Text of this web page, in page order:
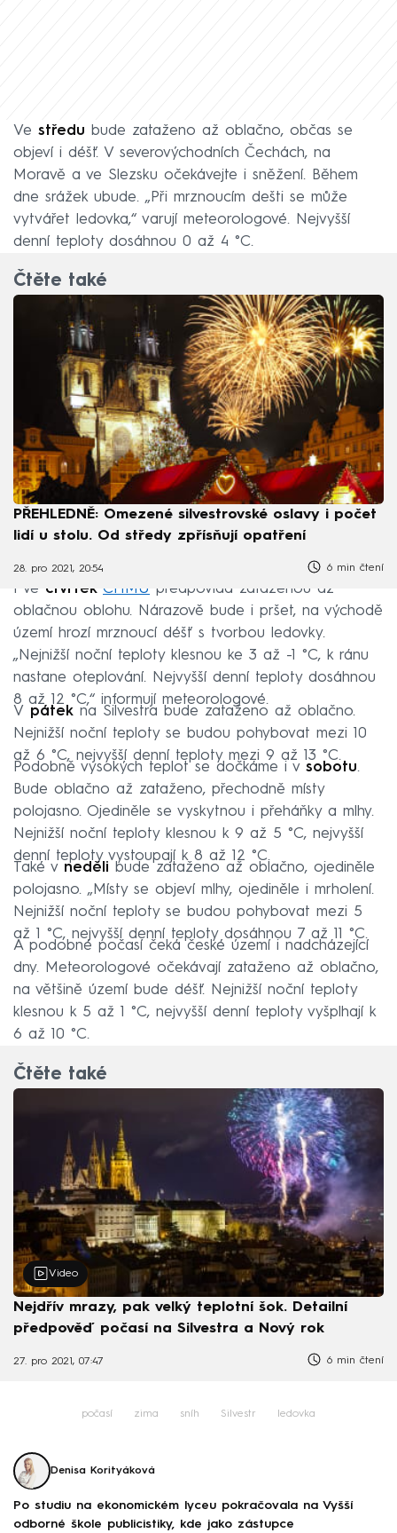
Ve středu bude zataženo až oblačno, občas se
objeví i déšť. V severovýchodních Čechách, na
Moravě a ve Slezsku očekávejte i sněžení. Během
dne srážek ubude. „Při mrznoucím dešti se může
vytvářet ledovka,“ varují meteorologové. Nejvyšší
denní teploty dosáhnou 0 až 4 °C.
Čtěte také
PŘEHLEDNĚ: Omezené silvestrovské oslavy i počet
lidí u stolu. Od středy zpřísňují opatření
28. pro 2021, 20:54 6 min čtení
I ve čtvrtek ČHMÚ předpovídá zataženou až
oblačnou oblohu. Nárazově bude i pršet, na východě
území hrozí mrznoucí déšť s tvorbou ledovky.
„Nejnižší noční teploty klesnou ke 3 až -1 °C, k ránu
nastane oteplování. Nejvyšší denní teploty dosáhnou
8 až 12 °C,“ informují meteorologové.
V pátek na Silvestra bude zataženo až oblačno.
Nejnižší noční teploty se budou pohybovat mezi 10
až 6 °C, nejvyšší denní teploty mezi 9 až 13 °C.
Podobně vysokých teplot se dočkáme i v sobotu.
Bude oblačno až zataženo, přechodně místy
polojasno. Ojediněle se vyskytnou i přeháňky a mlhy.
Nejnižší noční teploty klesnou k 9 až 5 °C, nejvyšší
denní teploty vystoupají k 8 až 12 °C.
Také v neděli bude zataženo až oblačno, ojediněle
polojasno. „Místy se objeví mlhy, ojediněle i mrholení.
Nejnižší noční teploty se budou pohybovat mezi 5
až 1 °C, nejvyšší denní teploty dosáhnou 7 až 11 °C.
A podobné počasí čeká české území i nadcházející
dny. Meteorologové očekávají zataženo až oblačno,
na většině území bude déšť. Nejnižší noční teploty
klesnou k 5 až 1 °C, nejvyšší denní teploty vyšplhají k
6 až 10 °C.
Čtěte také
Video
Nejdřív mrazy, pak velký teplotní šok. Detailní
předpověď počasí na Silvestra a Nový rok
27. pro 2021, 07:47 6 min čtení
počasí zima sníh Silvestr ledovka
Denisa Korityáková
Po studiu na ekonomickém lyceu pokračovala na Vyšší
odborné škole publicistiky, kde jako zástupce